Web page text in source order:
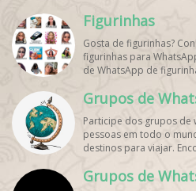
Figurinhas
Gosta de figurinhas?
figurinhas para
de WhatsApp de
perfil!
Grupos de
Participe dos grupos de
pessoas em todo o
destinos para viajar.
Grupos de